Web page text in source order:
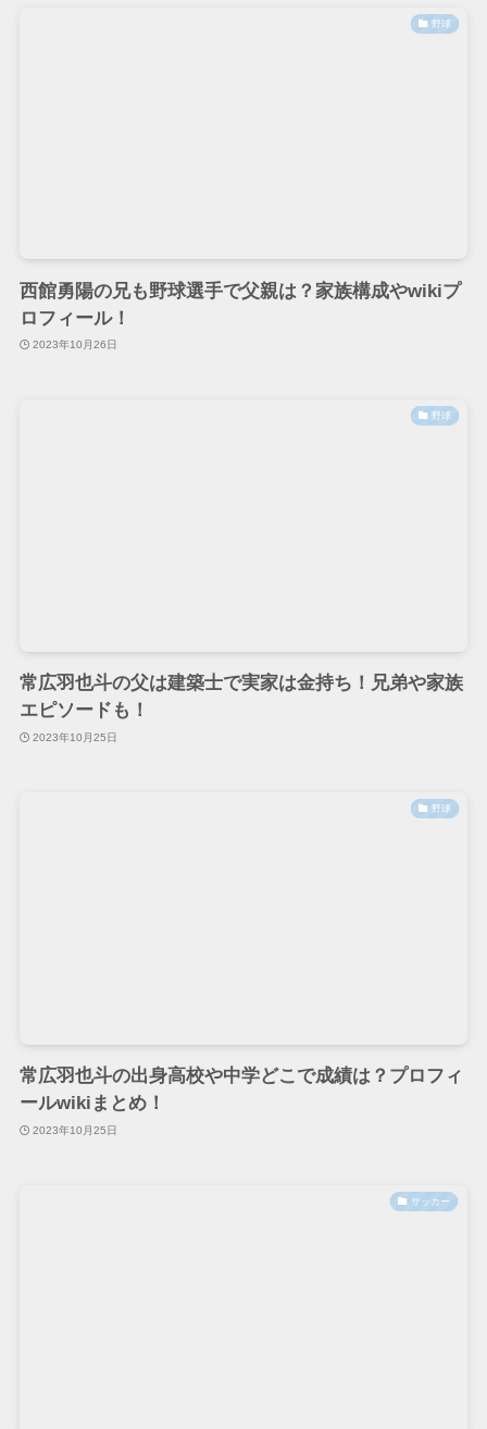
野球
西館勇陽の兄も野球選手で父親は？家族構成やwikiプ
ロフィール！
2023年10月26日
野球
常広羽也斗の父は建築士で実家は金持ち！兄弟や家族
エピソードも！
2023年10月25日
野球
常広羽也斗の出身高校や中学どこで成績は？プロフィ
ールwikiまとめ！
2023年10月25日
サッカー